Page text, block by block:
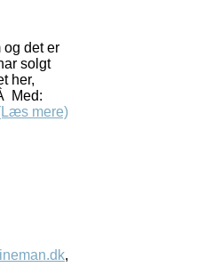
og det er
solgt
her,
Med:
mere)
,